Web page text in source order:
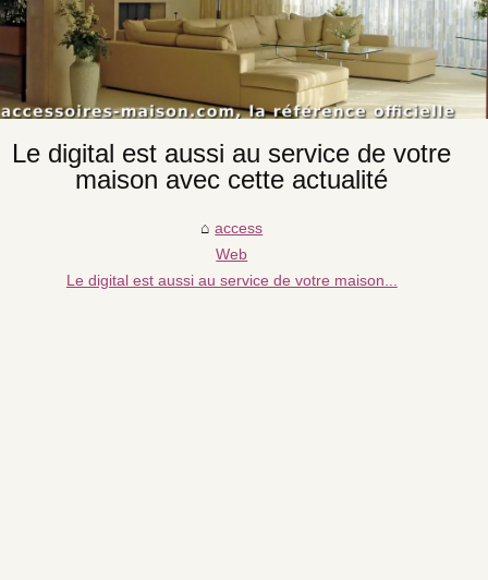
Le digital est aussi au service de votre
maison avec cette actualité
access
Web
Le digital est aussi au service de votre maison...